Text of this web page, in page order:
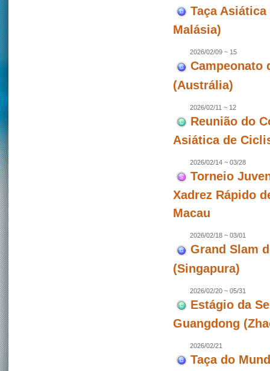
Taça
Malásia)
2026/02/09 ~ 15
Campeonato
(Austrália)
2026/02/11 ~ 12
Reunião do
Asiática de
2026/02/14 ~ 03/28
Torneio
Xadrez Rápido
Macau
2026/02/18 ~ 03/01
Grand Slam
(Singapura)
2026/02/20 ~ 05/31
Estágio da
Guangdong
2026/02/21
Taça do